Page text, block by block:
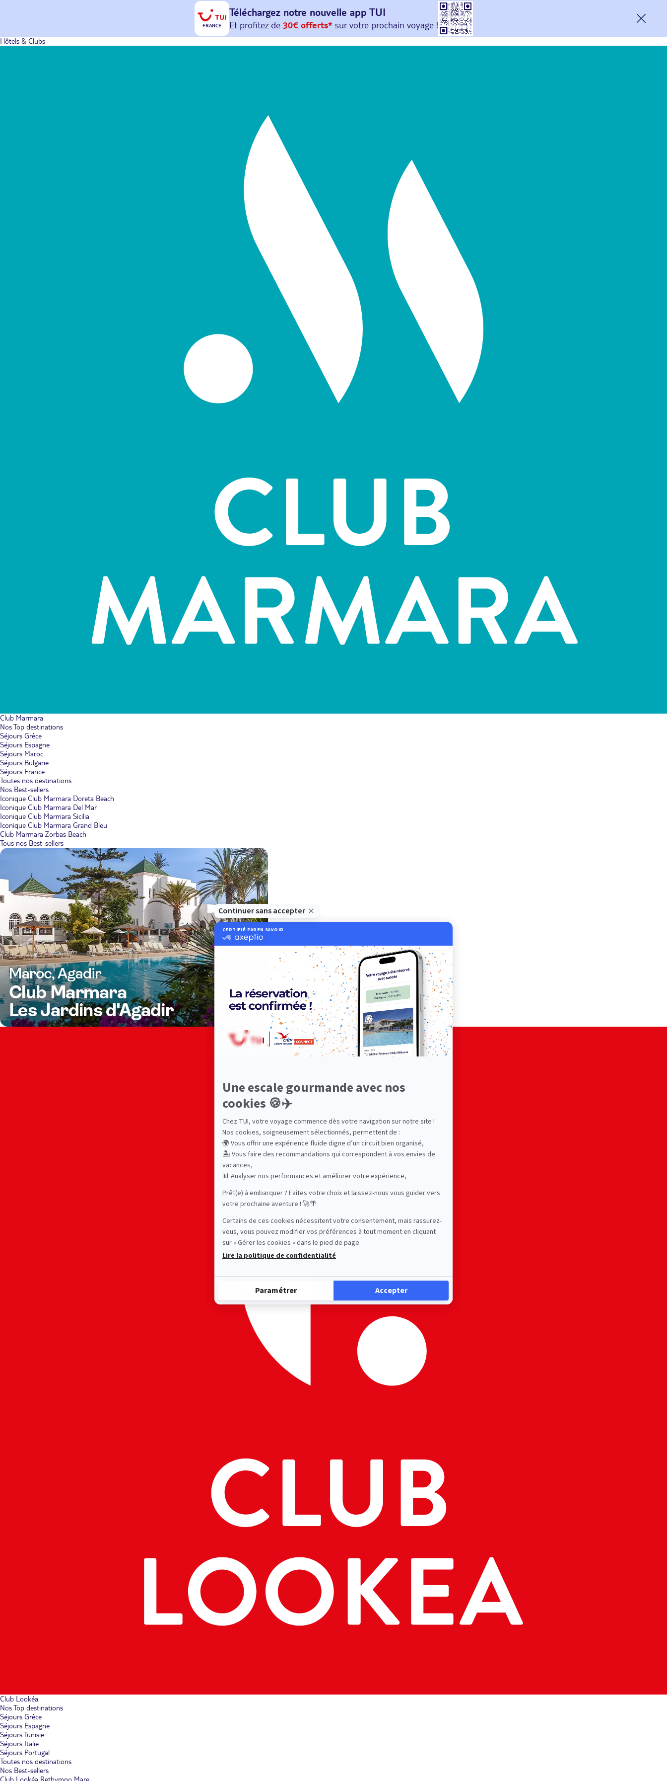
FRANCE
Téléchargez notre nouvelle app TUI
Et profitez de 30€ offerts*sur votreprochain
avec le code : HAPPYAPP
Hôtels & Clubs
Club Marmara
Nos Top destinations
Séjours Grèce
Séjours Espagne
Séjours Maroc
Séjours Bulgarie
Séjours France
Toutes nos destinations
Nos Best-sellers
Iconique Club Marmara Doreta Beach
Iconique Club Marmara Del Mar
Iconique Club Marmara Sicilia
Iconique Club Marmara Grand Bleu
Club Marmara Zorbas Beach
Tous nos Best-sellers
Club Lookéa
Nos Top destinations
Séjours Grèce
Séjours Espagne
Séjours Tunisie
Séjours Italie
Séjours Portugal
Toutes nos destinations
Nos Best-sellers